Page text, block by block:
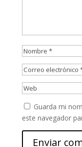
Guarda mi
este navegador